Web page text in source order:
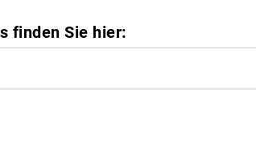
finden Sie hier: